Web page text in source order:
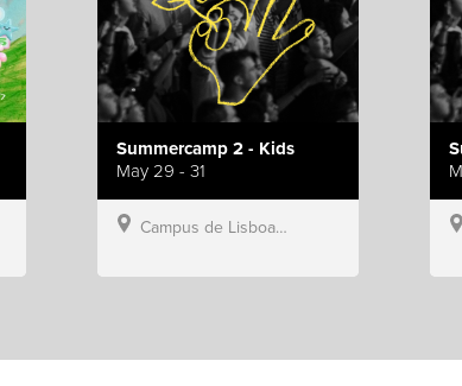
Summercamp 2 - Kids
May 29 - 31
Campus de Lisboa, Hillsong Portugal